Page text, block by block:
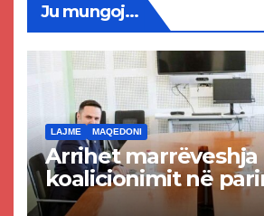
Ju mungoj...
LAJME MAQEDONI
Arrihet marrëveshja
koalicionimit në
Kurtit dhe Abdixhikut